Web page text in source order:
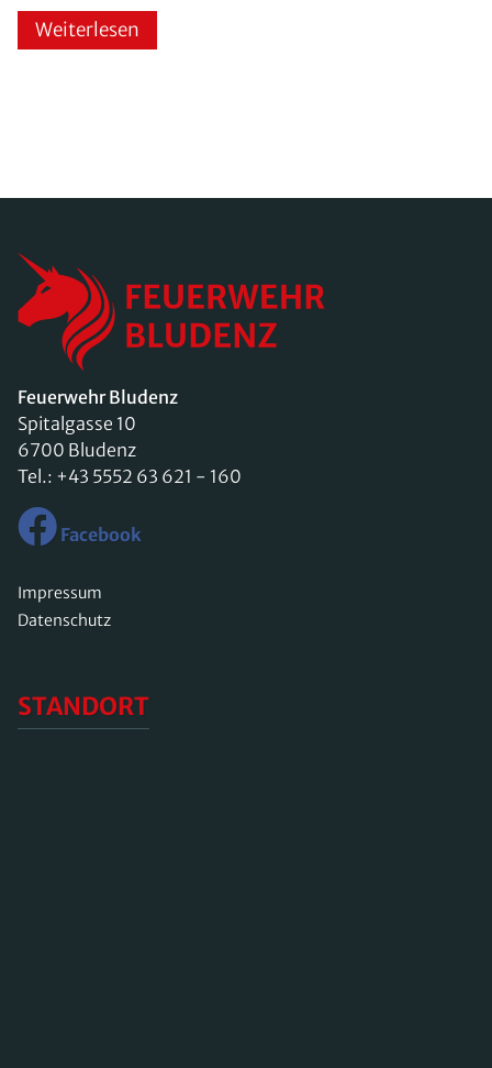
Weiterlesen
Feuerwehr Bludenz
Spitalgasse 10
6700 Bludenz
Tel.: +43 5552 63 621 - 160
Facebook
Impressum
Datenschutz
STANDORT